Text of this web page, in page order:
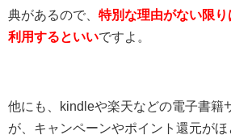
典があるので、 特別な理由がない限
利用するといいですよ。
他にも、kindleや楽天などの電子書籍
が、キャンペーンやポイント還元がほ